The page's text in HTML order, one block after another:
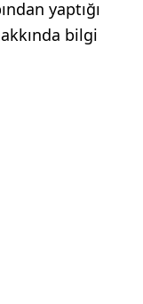
yaptığı
bilgi